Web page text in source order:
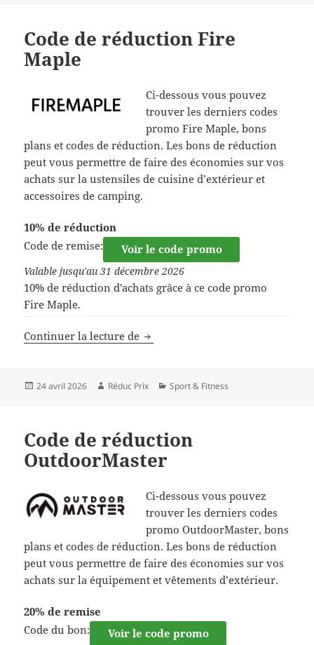
Code de réduction Fire
Maple
Ci-dessous vous pouvez
trouver les derniers codes
promo Fire Maple, bons
plans et codes de réduction. Les bons de réduction
peut vous permettre de faire des économies sur vos
achats sur la ustensiles de cuisine d’extérieur et
accessoires de camping.
10% de réduction
Code de remise:
Voir le code promo
Valable jusqu'au 31 décembre 2026
10% de réduction d'achats grâce à ce code promo
Fire Maple.
Continuer la lecture de Code de réduction Fire Maple
Publié
24 avril 2026 Auteur
Réduc Prix Catégories
Sport & Fitness
Code de réduction
OutdoorMaster
Ci-dessous vous pouvez
trouver les derniers codes
promo OutdoorMaster, bons
plans et codes de réduction. Les bons de réduction
peut vous permettre de faire des économies sur vos
achats sur la équipement et vêtements d’extérieur.
20% de remise
Code du bon:
Voir le code promo